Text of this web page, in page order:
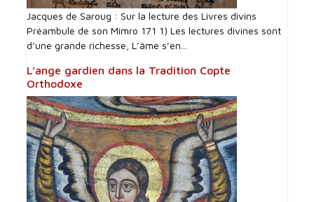
Jacques de Saroug : Sur la lecture des Livres divins
Préambule de son Mimro 171 1) Les lectures divines sont
d’une grande richesse, L’âme s’en...
L’ange gardien dans la Tradition Copte
Orthodoxe